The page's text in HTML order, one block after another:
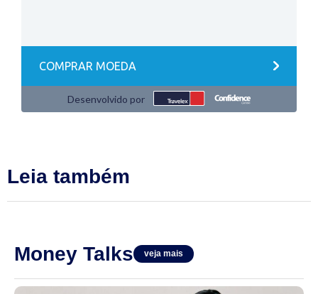
Leia também
Money Talks veja mais